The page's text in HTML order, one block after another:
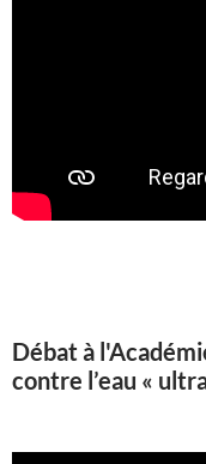
Débat à
contre l’eau «